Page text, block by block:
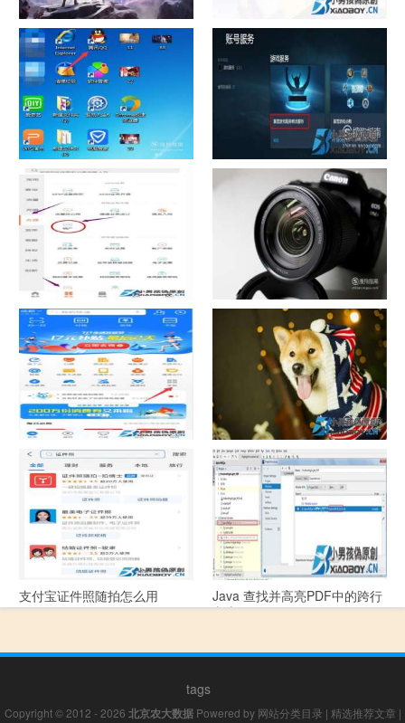
chrome数据转移 怎样给照片换背景
如何看认识QQ好友具体多少天
了
战网怎么修改昵称？
中国联通手机营业厅销户操作
指引
摄影作品的欣赏方法
支付宝怎么拍违章挣钱？
宠物定位器app开发可以解决哪
些问题？
支付宝证件照随拍怎么用
Java 查找并高亮PDF中的跨行
文本
tags
Copyright © 2012 - 2026 北京农大数据Powered by 网站分类目录 | 精选推荐文章 |